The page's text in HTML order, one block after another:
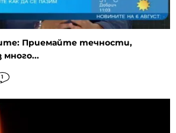
Приемайте течности,
много...
1